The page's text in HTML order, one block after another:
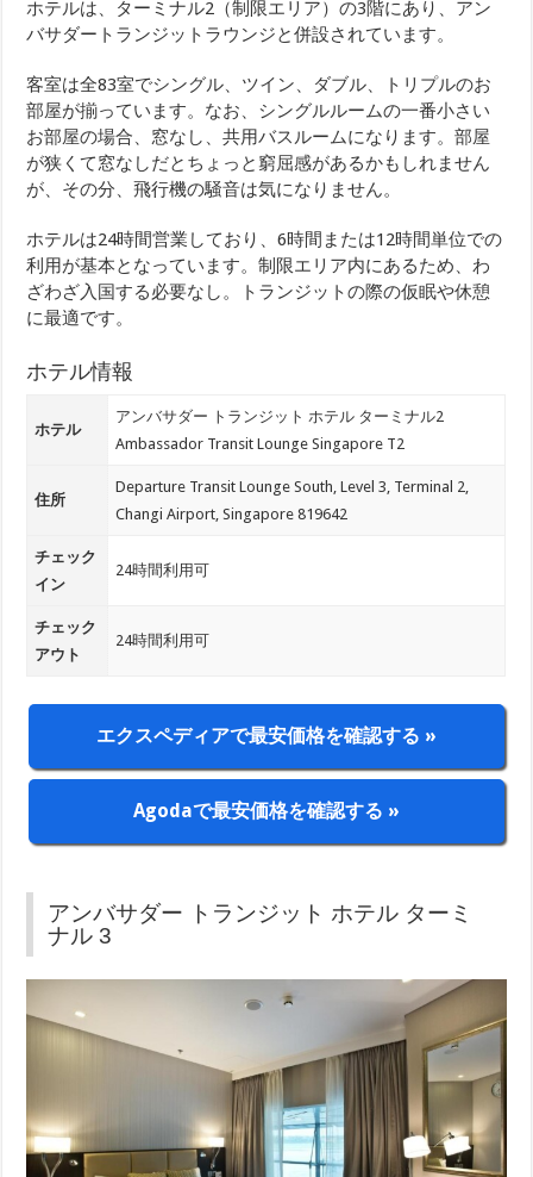
ホテルは、ターミナル2（制限エリア）の3階にあり、アン
バサダートランジットラウンジと併設されています。
客室は全83室でシングル、ツイン、ダブル、トリプルのお
部屋が揃っています。なお、シングルルームの一番小さい
お部屋の場合、窓なし、共用バスルームになります。部屋
が狭くて窓なしだとちょっと窮屈感があるかもしれません
が、その分、飛行機の騒音は気になりません。
ホテルは24時間営業しており、6時間または12時間単位での
利用が基本となっています。制限エリア内にあるため、わ
ざわざ入国する必要なし。トランジットの際の仮眠や休憩
に最適です。
ホテル情報
ホテル
アンバサダー トランジット ホテル ターミナル2
Ambassador Transit Lounge Singapore T2
住所
Departure Transit Lounge South, Level 3, Terminal 2,
Changi Airport, Singapore 819642
チェック
イン
24時間利用可
チェック
アウト
24時間利用可
エクスペディアで最安価格を確認する »
Agodaで最安価格を確認する »
アンバサダー トランジット ホテル ターミ
ナル 3